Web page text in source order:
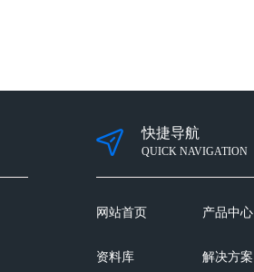
快捷导航
QUICK NAVIGATION
网站首页 产品中心
资料库 解决方案